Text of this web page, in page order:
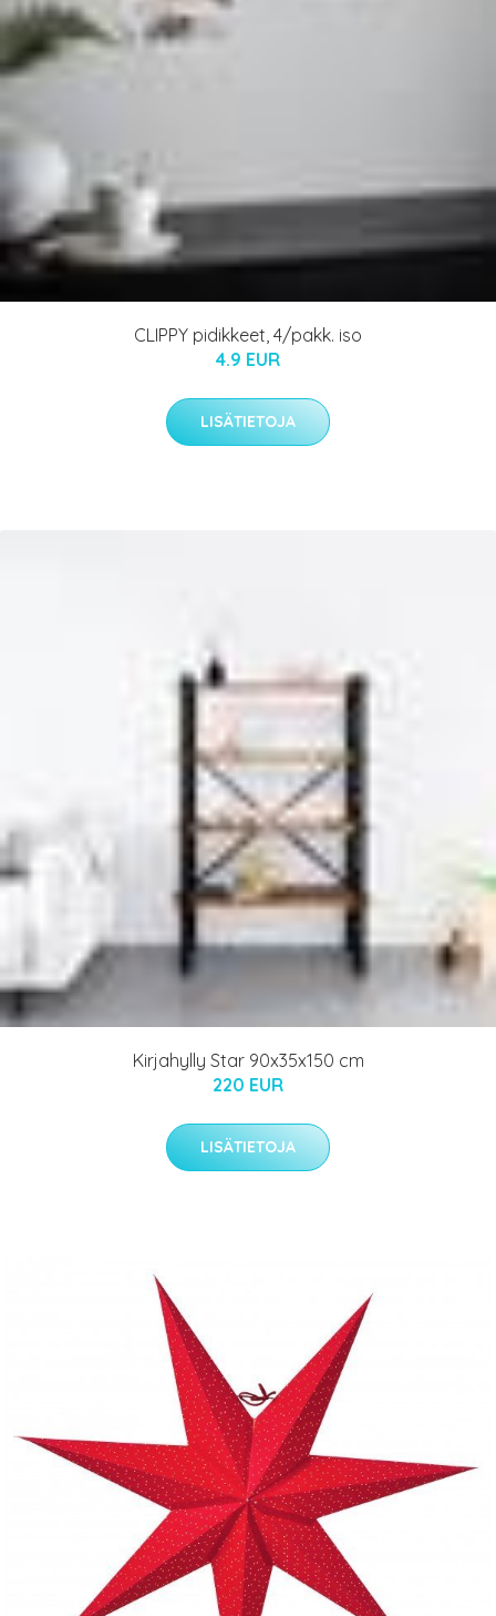
CLIPPY pidikkeet, 4/pakk. iso
4.9 EUR
LISÄTIETOJA
Kirjahylly Star 90x35x150 cm
220 EUR
LISÄTIETOJA